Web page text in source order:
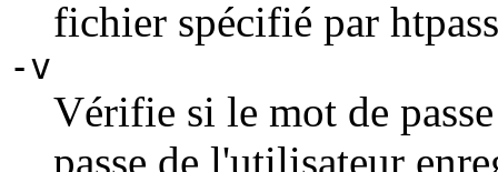
fichier spécifié par
-v
Vérifie si le mot de
passe de l'utilisateur